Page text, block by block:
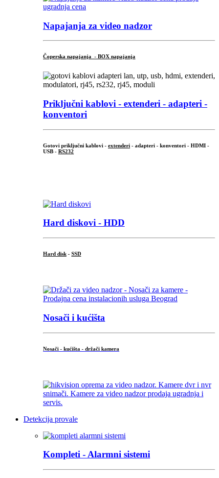
Napajanja za video nadzor
Čoperska napajanja - BOX napajanja
Priključni kablovi - extenderi - adapteri -
konventori
Gotovi priključni kablovi - extenderi - adapteri - konventori - HDMI -
USB - RS232
Hard diskovi - HDD
Hard disk - SSD
Nosači i kućišta
Nosači - kućišta - držači kamera
Detekcija provale
Kompleti - Alarmni sistemi